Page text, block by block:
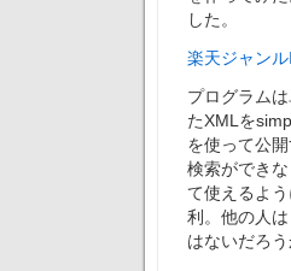
した。
楽天ジャン
プログラム
たXMLを
を使って公
検索ができ
て使えるよ
利。他の人
はないだろう